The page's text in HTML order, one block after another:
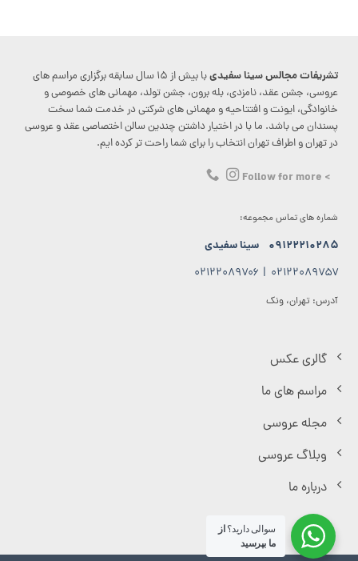
تشریفات مجالس سینا سفیدی
با بیش از ۱۵ سال سابقه برگزاری مراسم های
عروسی، جشن عقد، نامزدی، بله برون، جشن تولد، مهمانی های خصوصی و
خانوادگی، ایونت و افتتاحیه و مهمانی های شرکتی در خدمت شما سخت
پسندان می باشد. ما با در اختیار داشتن چندین سالن اختصاصی عقد و عروسی
در تهران و اطراف تهران انتخاب را برای شما راحت تر کرده ایم.
> Follow for more
شماره های تماس مجموعه:
۰۹۱۲۲۲۱۰۲۸۵ سینا سفیدی
۰۲۱۲۲۰۸۹۷۵۷ | ۰۲۱۲۲۰۸۹۷۰۶
آدرس: تهران، ونک
گالری عکس
مراسم های ما
مجله عروسی
وبلاگ عروسی
درباره ما
سوالی دارید؟ از
ما بپرسید